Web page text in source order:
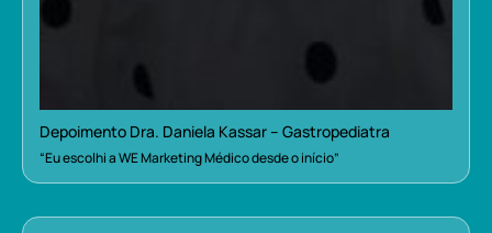
Depoimento Dra. Daniela Kassar – Gastropediatra
“Eu escolhi a WE Marketing Médico desde o início”